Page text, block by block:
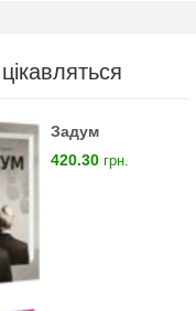
Задум
420.30 грн.